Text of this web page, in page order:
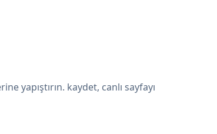
yapıştırın. kaydet, canlı sayfayı